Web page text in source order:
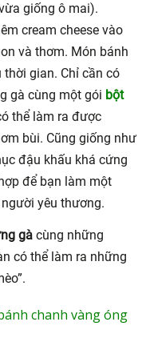
giống ô mai).
cream cheese vào
và thơm. Món bánh
gian. Chỉ cần có
gà cùng một gói bột
thể làm ra được
bùi. Cũng giống như
đậu khấu khá cứng
để bạn làm một
yêu thương.
gà cùng những
có thể làm ra những
chanh vàng óng